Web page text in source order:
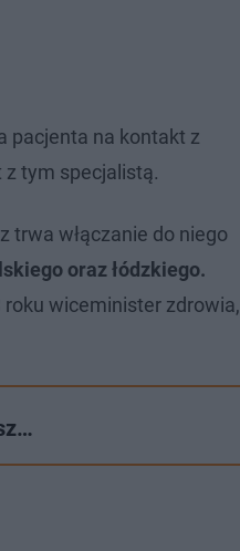
pacjenta na kontakt z
z tym specjalistą.
trwa włączanie do niego
oraz łódzkiego.
roku wiceminister zdrowia,